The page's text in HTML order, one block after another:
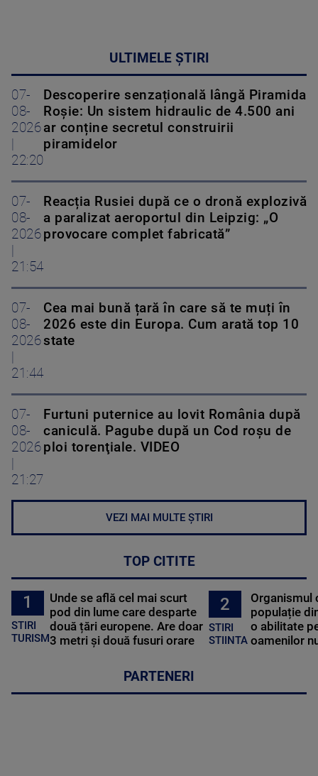
ULTIMELE ȘTIRI
07-
08-
2026
22:20
Descoperire senzațională lângă Piramida
Roșie: Un sistem hidraulic de 4.500 ani
ar conține secretul construirii
piramidelor
07-
08-
2026
21:54
Reacția Rusiei după ce o dronă explozivă
a paralizat aeroportul din Leipzig: „O
provocare complet fabricată”
07-
08-
2026
21:44
Cea mai bună țară în care să te muți în
2026 este din Europa. Cum arată top 10
state
07-
08-
2026
21:27
Furtuni puternice au lovit România după
caniculă. Pagube după un Cod roşu de
ploi torenţiale. VIDEO
VEZI MAI MULTE ȘTIRI
TOP CITITE
1
STIRI
TURISM
Unde se află cel mai scurt
pod din lume care desparte
două țări europene. Are doar
3 metri și două fusuri orare
2
STIRI
STIINTA
Organismul
populație
o abilitate
oamenilor
PARTENERI